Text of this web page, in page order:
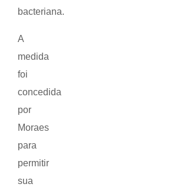
bacteriana.
A
medida
foi
concedida
por
Moraes
para
permitir
sua